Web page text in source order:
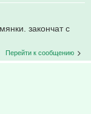
закончат с
Перейти к сообщению